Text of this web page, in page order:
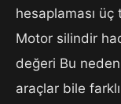
hesaplaması üç
Motor silindir
değeri Bu
araçlar bile